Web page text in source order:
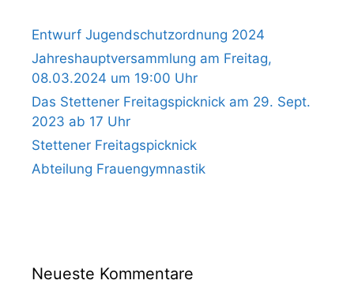
Entwurf Jugendschutzordnung 2024
Jahreshauptversammlung am Freitag,
08.03.2024 um 19:00 Uhr
Das Stettener Freitagspicknick am 29. Sept.
2023 ab 17 Uhr
Stettener Freitagspicknick
Abteilung Frauengymnastik
Neueste Kommentare